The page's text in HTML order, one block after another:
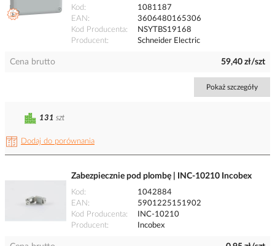
Kod
1081187
EAN
3606480165306
Kod Producenta
NSYTBS19168
Producent
Schneider Electric
Cena brutto 59,40 zł/szt
Pokaż szczegóły
Dodaj do porównania
131 szt
Zabezpiecznie pod plombę | INC-10210 Incobex
Kod
1042884
EAN
5901225151902
Kod Producenta
INC-10210
Producent
Incobex